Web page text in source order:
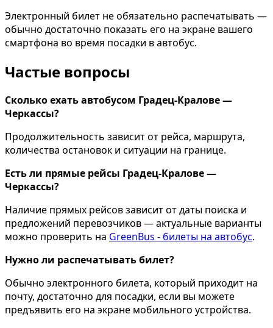
Электронный билет не обязательно распечатывать —
обычно достаточно показать его на экране вашего
смартфона во время посадки в автобус.
Частые вопросы
Сколько ехать автобусом Градец-Кралове —
Черкассы?
Продолжительность зависит от рейса, маршрута,
количества остановок и ситуации на границе.
Есть ли прямые рейсы Градец-Кралове —
Черкассы?
Наличие прямых рейсов зависит от даты поиска и
предложений перевозчиков — актуальные варианты
можно проверить на GreenBus - билеты на автобус.
Нужно ли распечатывать билет?
Обычно электронного билета, который приходит на
почту, достаточно для посадки, если вы можете
предъявить его на экране мобильного устройства.